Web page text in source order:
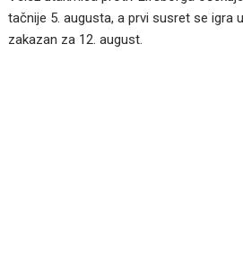
tačnije 5. augusta, a prvi susret se igra
zakazan za 12. august.